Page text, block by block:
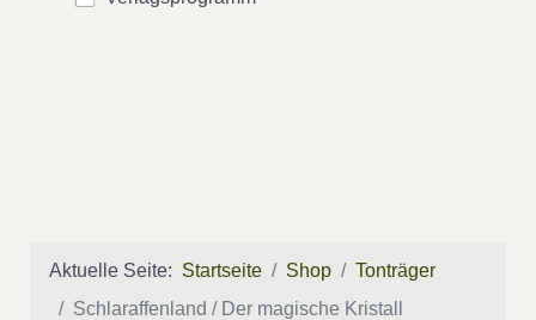
Aktuelle Seite: Startseite Shop
Tonträger
Schlaraffenland / Der magische Kristall